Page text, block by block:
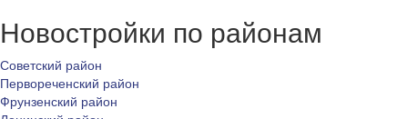
Новостройки по районам
Советский район
Первореченский район
Фрунзенский район